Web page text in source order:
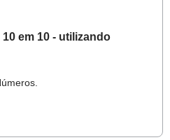
em 10 - utilizando